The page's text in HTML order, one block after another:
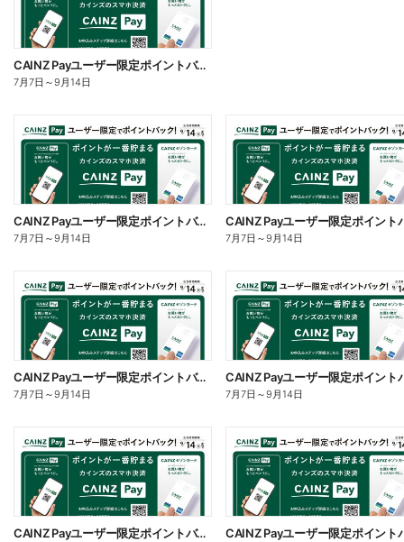
CAINZ Payユーザー限定ポイントバック!_日用雑貨②
7月7日 ～9月14日
CAINZ Payユーザー限定ポイントバック!_日用雑貨①
7月7日 ～9月14日 7月7日 ～9月14日
CAINZ Payユーザー限定ポイントバック!_家電
7月7日 ～9月14日 7月7日 ～9月14日
CAINZ Payユーザー限定ポイントバック!_サイクル